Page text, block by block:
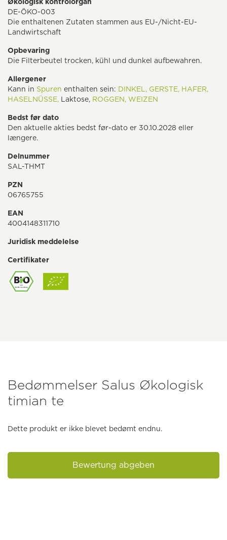
Økologisk kontrolorgan
DE-ÖKO-003
Die enthaltenen Zutaten stammen aus EU-/Nicht-EU-
Landwirtschaft
Opbevaring
Die Filterbeutel trocken, kühl und dunkel aufbewahren.
Allergener
Kann in Spuren enthalten sein: DINKEL, GERSTE, HAFER,
HASELNÜSSE, Laktose, ROGGEN, WEIZEN
Bedst før dato
Den aktuelle akties bedst før-dato er 30.10.2028 eller
længere.
Delnummer
SAL-THMT
PZN
06765755
EAN
4004148311710
Juridisk meddelelse
Certifikater
Bedømmelser Salus Økologisk
timian te
Dette produkt er ikke blevet bedømt endnu.
Bewertung abgeben